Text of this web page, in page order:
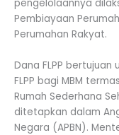
pengelolaannya
Pembiayaan
Perumahan Rakyat.
Dana FLPP
FLPP bagi MBM
Rumah Sederhana
ditetapkan dalam
Negara (APBN).